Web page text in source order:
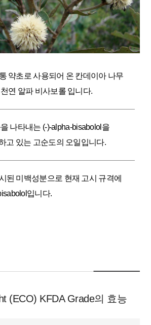
약초로 사용되어 온 칸데이아 나무
연 알파 비사보롤 입니다.
나타내는 (-)-alpha-bisabolol을
고 있는 고순도의 오일입니다.
된 미백성분으로 현재 고시 규격에
입니다.
(ECO) KFDA Grade의 효능